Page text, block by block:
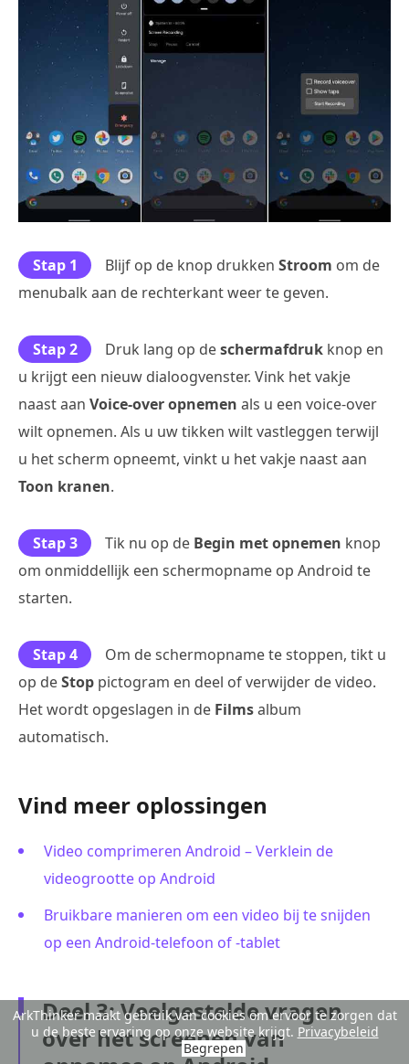
Stap 1 Blijf op de knop drukken Stroom om de
menubalk aan de rechterkant weer te geven.
Stap 2 Druk lang op deschermafdruk knop en
u krijgt een nieuw dialoogvenster. Vink het vakje
naast aan Voice-over opnemen als u een voice-over
wilt opnemen. Als u uw tikken wilt vastleggen terwijl
u het scherm opneemt, vinkt u het vakje naast aan
Toon kranen.
Stap 3 Tik nu op de Begin met opnemen knop
om onmiddellijk een schermopname op Android te
starten.
Stap 4
Om de schermopname te stoppen, tikt u
op deStop pictogram en deel of verwijder de video.
Het wordt opgeslagen in de Filmsalbum
automatisch.
Vind meer oplossingen
Video comprimeren Android – Verklein de
videogrootte op Android
Bruikbare manieren om een video bij te snijden
op een Android-telefoon of -tablet
Deel 3: Veelgestelde vragen
over het screenen van
ArkThinker maakt gebruik van cookies om ervoor te zorgen dat
u de beste ervaring op onze website krijgt. Privacybeleid
Begrepen